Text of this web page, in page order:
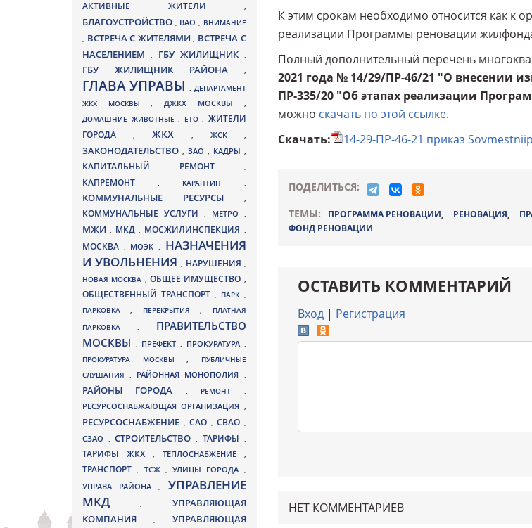
К этим срокам необходимо относится как к
реализации Программы реновации
Полный дополнительный перечень
2021 года № 14/29/ПР-46/21 "О внесении
ПР-335/20 "Об этапах реализации
можно скачать по этой ссылке.
Скачать:
14-29-ПР-46-21 приказ
ПОДЕЛИТЬСЯ:
ТЕМЫ:
ПРОГРАММА РЕНОВАЦИИ, РЕНОВАЦИЯ,
ФОНД РЕНОВАЦИИ
ОСТАВИТЬ КОММЕНТАРИЙ
Вход| Регистрация
НЕТ КОММЕНТАРИЕВ
АКТИВНЫЕ ЖИТЕЛИ ,
БЛАГОУСТРОЙСТВО , ВАО , ВНИМАНИЕ
, ВСТРЕЧА С ЖИТЕЛЯМИ, ВСТРЕЧА С
НАСЕЛЕНИЕМ
, ГБУ ЖИЛИЩНИК ,
ГБУ ЖИЛИЩНИК РАЙОНА ,
ГЛАВА УПРАВЫ, ДЕПАРТАМЕНТ
ЖКХ МОСКВЫ,ДЖКХ МОСКВЫ ,
ДОМАШНИЕ ЖИВОТНЫЕ , ЕТО , ЖИТЕЛИ
ГОРОДА
, ЖКХ , ЖСК ,
ЗАКОНОДАТЕЛЬСТВО , ЗАО , КАДРЫ ,
КАПИТАЛЬНЫЙ РЕМОНТ ,
КАПРЕМОНТ , КАРАНТИН ,
КОММУНАЛЬНЫЕ РЕСУРСЫ ,
КОММУНАЛЬНЫЕ УСЛУГИ , МЕТРО ,
МЖИ, МКД , МОСЖИЛИНСПЕКЦИЯ ,
МОСКВА , МОЭК ,
НАЗНАЧЕНИЯ
И УВОЛЬНЕНИЯ , НАРУШЕНИЯ ,
НОВАЯ МОСКВА , ОБЩЕЕ ИМУЩЕСТВО ,
ОБЩЕСТВЕННЫЙ ТРАНСПОРТ, ПАРК ,
ПАРКОВКА, ПЕРЕКРЫТИЯ,
ПЛАТНАЯ
ПАРКОВКА ,
ПРАВИТЕЛЬСТВО
МОСКВЫ , ПРЕФЕКТ, ПРОКУРАТУРА ,
ПРОКУРАТУРА МОСКВЫ ,
ПУБЛИЧНЫЕ
СЛУШАНИЯ, РАЙОННАЯ МОНОПОЛИЯ ,
РАЙОНЫ ГОРОДА , РЕМОНТ ,
РЕСУРСОСНАБЖАЮЩАЯ ОРГАНИЗАЦИЯ ,
РЕСУРСОСНАБЖЕНИЕ , САО , СВАО ,
СЗАО ,СТРОИТЕЛЬСТВО, ТАРИФЫ ,
ТАРИФЫ ЖКХ , ТЕПЛОСНАБЖЕНИЕ ,
ТРАНСПОРТ, ТСЖ , УЛИЦЫ ГОРОДА ,
УПРАВА РАЙОНА, УПРАВЛЕНИЕ
МКД, УПРАВЛЯЮЩАЯ
КОМПАНИЯ
, УПРАВЛЯЮЩАЯ